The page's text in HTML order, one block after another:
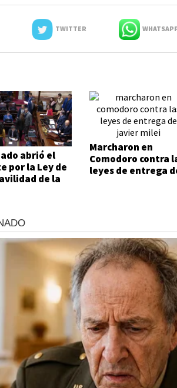
TWITTER
abrió el
por la Ley de
de la
Marcharon en
Comodoro contra
leyes de entrega